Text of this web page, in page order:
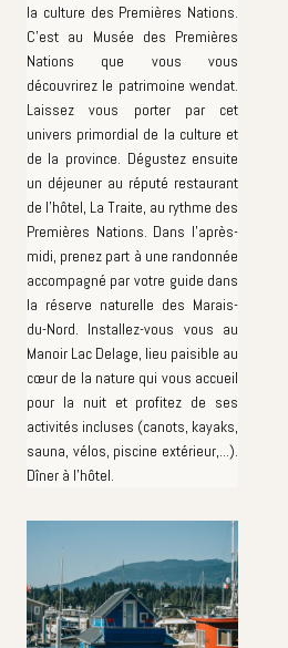
la culture des Premières Nations.
C'est au Musée des Premières
Nations que vous vous
découvrirez le patrimoine wendat.
Laissez vous porter par cet
univers primordial de la culture et
de la province. Dégustez ensuite
un déjeuner au réputé restaurant
de l'hôtel, La Traite, au rythme des
Premières Nations. Dans l'après-
midi, prenez part à une randonnée
accompagné par votre guide dans
la réserve naturelle des Marais-
du-Nord. Installez-vous vous au
Manoir Lac Delage, lieu paisible au
cœur de la nature qui vous accueil
pour la nuit et profitez de ses
activités incluses (canots, kayaks,
sauna, vélos, piscine extérieur,...).
Dîner à l'hôtel.